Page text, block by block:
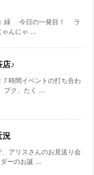
今日の一発目！ ラ
ゃんにゃ ...
店♪
時間イベントの打ち合わ
ク、たく ...
況
アリスさんのお見送り会
ーのお誕 ...